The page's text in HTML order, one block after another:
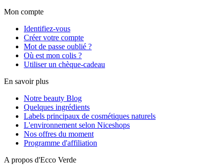
Mon compte
Identifiez-vous
Créer votre compte
Mot de passe oublié ?
Où est mon colis ?
Utiliser un chèque-cadeau
En savoir plus
Notre beauty Blog
Quelques ingrédients
Labels principaux de cosmétiques naturels
L'environnement selon Niceshops
Nos offres du moment
Programme d'affiliation
A propos d'Ecco Verde